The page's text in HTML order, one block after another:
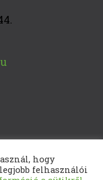
hogy
felhasználói